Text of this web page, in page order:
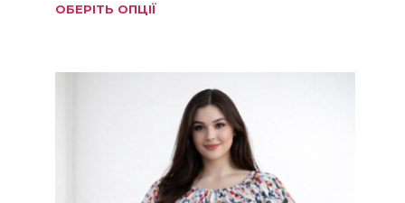
ОБЕРІТЬ ОПЦІЇ